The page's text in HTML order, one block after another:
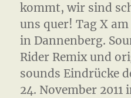
kommt, wir sind
uns quer! Tag X
in Dannenberg.
Rider Remix und
sounds Eindrücke
24. November 2011